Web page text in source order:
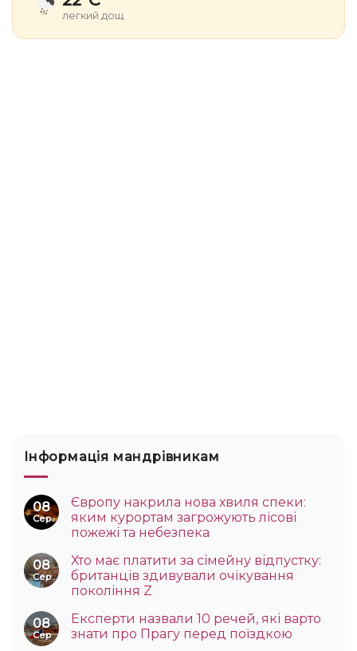
легкий дощ
Інформація мандрівникам
08
Сер
Європу накрила нова хвиля спеки:
яким курортам загрожують лісові
пожежі та небезпека
08
Сер
Хто має платити за сімейну відпустку:
британців здивували очікування
покоління Z
08
Сер
Експерти назвали 10 речей, які варто
знати про Прагу перед поїздкою